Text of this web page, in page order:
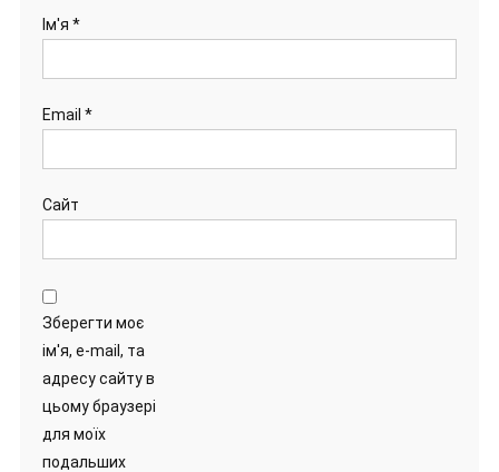
Ім'я *
Email *
Сайт
Зберегти моє
ім'я, e-mail, та
адресу сайту в
цьому браузері
для моїх
подальших